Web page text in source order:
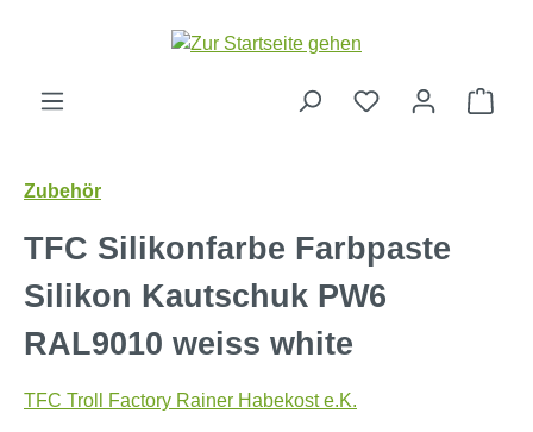
Zum Hauptinhalt springen
Zubehör
TFC Silikonfarbe Farbpaste
Silikon Kautschuk PW6
RAL9010 weiss white
TFC Troll Factory Rainer Habekost e.K.